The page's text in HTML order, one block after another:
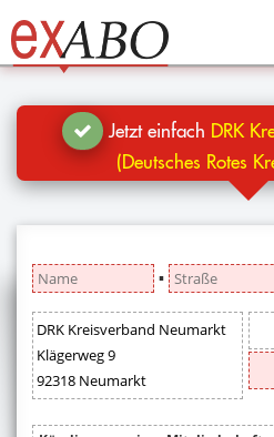
Jetzt kündigen
Blog
Hilfe
Anmelden
Jetzt einfach DRK
(Deutsches Rotes
▪